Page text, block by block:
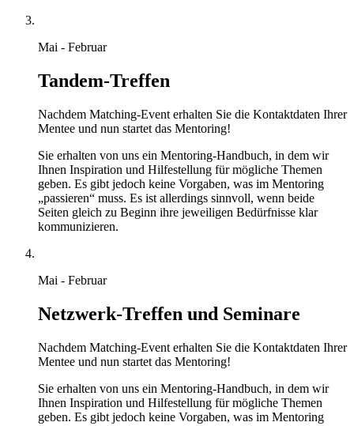
Mai - Februar
Tandem-Treffen
Nachdem Matching-Event erhalten Sie die Kontaktdaten Ihrer
Mentee und nun startet das Mentoring!
Sie erhalten von uns ein Mentoring-Handbuch, in dem wir
Ihnen Inspiration und Hilfestellung für mögliche Themen
geben. Es gibt jedoch keine Vorgaben, was im Mentoring
„passieren“ muss. Es ist allerdings sinnvoll, wenn beide
Seiten gleich zu Beginn ihre jeweiligen Bedürfnisse klar
kommunizieren.
Mai - Februar
Netzwerk-Treffen und Seminare
Nachdem Matching-Event erhalten Sie die Kontaktdaten Ihrer
Mentee und nun startet das Mentoring!
Sie erhalten von uns ein Mentoring-Handbuch, in dem wir
Ihnen Inspiration und Hilfestellung für mögliche Themen
geben. Es gibt jedoch keine Vorgaben, was im Mentoring